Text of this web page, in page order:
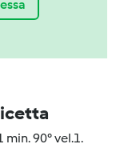
90° vel.1.